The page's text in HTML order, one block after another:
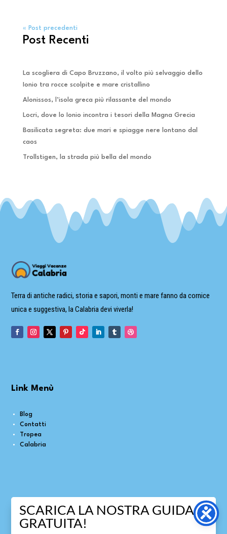
« Post precedenti
Post Recenti
La scogliera di Capo Bruzzano, il volto più selvaggio dello
Ionio tra rocce scolpite e mare cristallino
Alonissos, l’isola greca più rilassante del mondo
Locri, dove lo Ionio incontra i tesori della Magna Grecia
Basilicata segreta: due mari e spiagge nere lontano dal
caos
Trollstigen, la strada più bella del mondo
Terra di antiche radici, storia e sapori, monti e mare fanno da cornice
unica e suggestiva, la Calabria devi viverla!
Link Menù
Blog
Contatti
Tropea
Calabria
SCARICA LA NOSTRA GUIDA
GRATUITA!